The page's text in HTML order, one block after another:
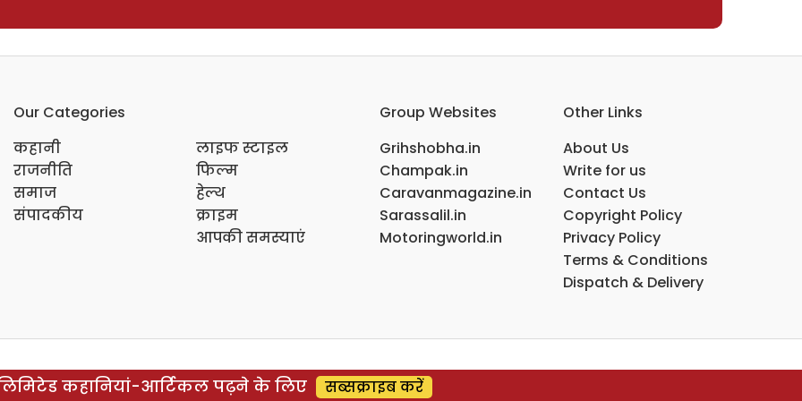
Our Categories
कहानी
राजनीति
समाज
संपादकीय
लाइफ स्टाइल
फिल्म
हेल्थ
क्राइम
आपकी समस्याएं
Group Websites
Grihshobha.in
Champak.in
Caravanmagazine.in
Sarassalil.in
Motoringworld.in
Other Links
About Us
Write for us
Contact Us
Copyright Policy
Privacy Policy
Terms & Conditions
Dispatch & Delivery
कहानियां-आर्टिकल पढ़ने के लिए सब्सक्राइब करें